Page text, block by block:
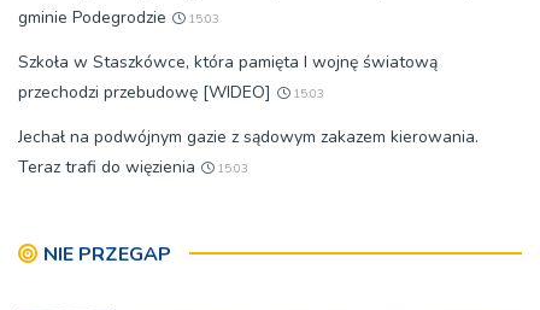
gminie Podegrodzie
15:03
Szkoła w Staszkówce, która pamięta I wojnę światową
przechodzi przebudowę [WIDEO]
15:03
Jechał na podwójnym gazie z sądowym zakazem kierowania.
Teraz trafi do więzienia
15:03
NIE PRZEGAP